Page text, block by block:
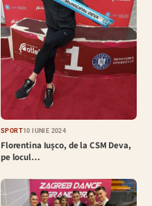
SPORT10 IUNIE 2024
Florentina Iușco, de la CSM Deva,
pe locul…